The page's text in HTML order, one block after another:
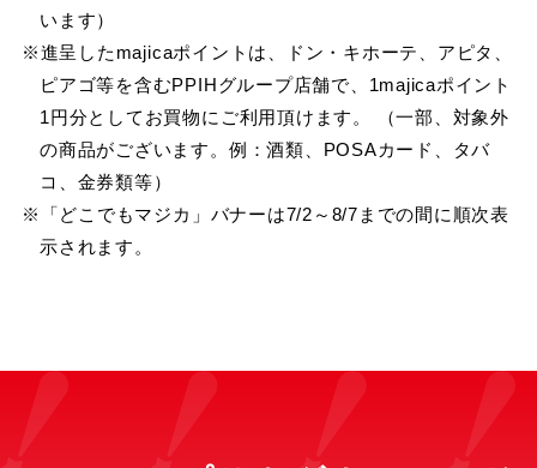
います）
※進呈したmajicaポイントは、ドン・キホーテ、アピタ、
ピアゴ等を含むPPIHグループ店舗で、1majicaポイント
1円分としてお買物にご利用頂けます。 （一部、対象外
の商品がございます。例：酒類、POSAカード、タバ
コ、金券類等）
※「どこでもマジカ」バナーは7/2～8/7までの間に順次表
示されます。